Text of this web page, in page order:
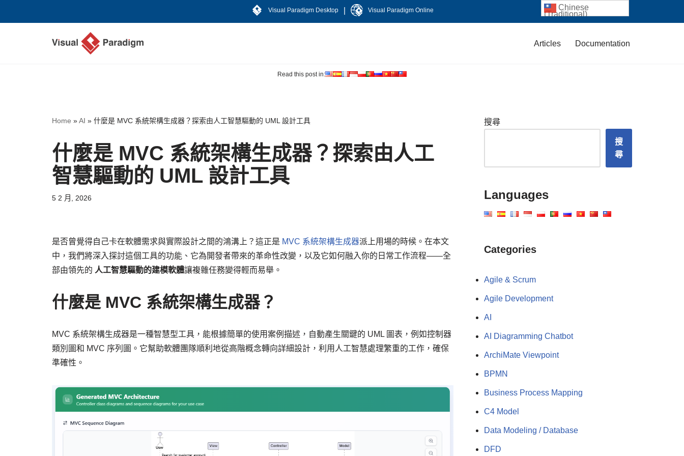
Visual Paradigm Desktop Visual Paradigm Online
Articles Documentation
Read this post in:
Home »AI » 什麼是 MVC 系統架構生成器？探索由人工智慧驅動的 UML 設計工具
什麼是 MVC 系統架構生成器？探索由人工
智慧驅動的 UML 設計工具
5 2 月, 2026
是否曾覺得自己卡在軟體需求與實際設計之間的鴻溝上？這正是 MVC 系統架構生成器派上用場的時候。在本文
中，我們將深入探討這個工具的功能、它為開發者帶來的革命性改變，以及它如何融入你的日常工作流程——全
部由領先的 人工智慧驅動的建模軟體讓複雜任務變得輕而易舉。
什麼是 MVC 系統架構生成器？
MVC 系統架構生成器是一種智慧型工具，能根據簡單的使用案例描述，自動產生關鍵的 UML 圖表，例如控制器
類別圖和 MVC 序列圖。它幫助軟體團隊順利地從高階概念轉向詳細設計，利用人工智慧處理繁重的工作，確保
準確性。
搜尋
搜
尋
Languages
Categories
Agile & Scrum
Agile Development
AI
AI Diagramming Chatbot
ArchiMate Viewpoint
BPMN
Business Process Mapping
C4 Model
Data Modeling / Database
DFD
Chinese
(Traditional)